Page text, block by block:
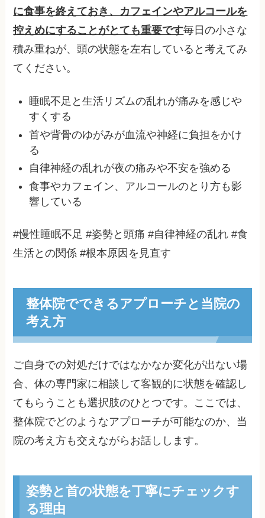
に食事を終えておき、カフェインやアルコールを
控えめにすることがとても重要です毎日の小さな
積み重ねが、頭の状態を左右していると考えてみ
てください。
睡眠不足と生活リズムの乱れが痛みを感じや
すくする
首や背骨のゆがみが血流や神経に負担をかけ
る
自律神経の乱れが夜の痛みや不安を強める
食事やカフェイン、アルコールのとり方も影
響している
#慢性睡眠不足 #姿勢と頭痛 #自律神経の乱れ #食
生活との関係 #根本原因を見直す
整体院でできるアプローチと当院の
考え方
ご自身での対処だけではなかなか変化が出ない場
合、体の専門家に相談して客観的に状態を確認し
てもらうことも選択肢のひとつです。ここでは、
整体院でどのようなアプローチが可能なのか、当
院の考え方も交えながらお話しします。
姿勢と首の状態を丁寧にチェックす
る理由